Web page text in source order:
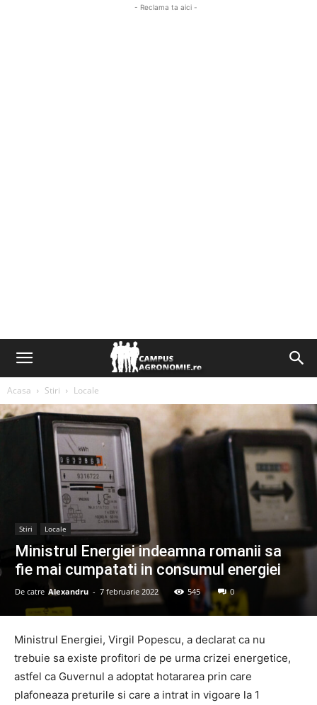
- Reclama ta aici -
Acasa Stiri Locale
Stiri Locale
Ministrul Energiei indeamna romanii sa
fie mai cumpatati in consumul energiei
De catre Alexandru - 7 februarie 2022 545 0
Ministrul Energiei, Virgil Popescu, a declarat ca nu
trebuie sa existe profitori de pe urma crizei energetice,
astfel ca Guvernul a adoptat hotararea prin care
plafoneaza preturile si care a intrat in vigoare la 1